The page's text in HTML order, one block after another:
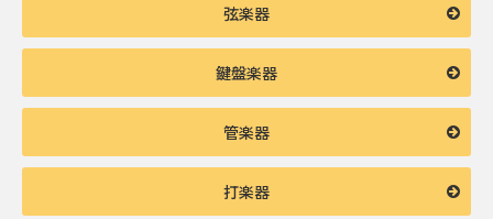
弦楽器
鍵盤楽器
管楽器
打楽器